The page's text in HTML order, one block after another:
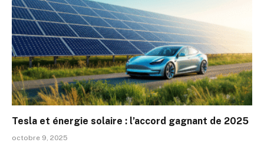
Tesla et énergie solaire : l’accord gagnant de 2025
octobre 9, 2025